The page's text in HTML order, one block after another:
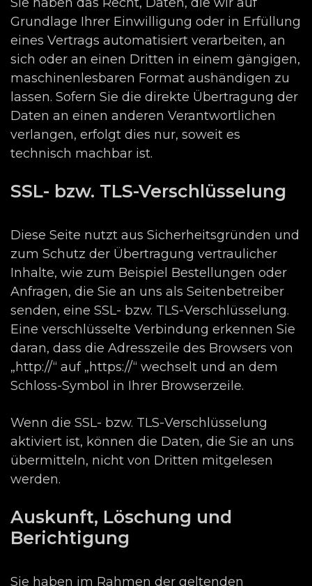
Grundlage Ihrer Einwilligung oder in Erfüllung
eines Vertrags automatisiert verarbeiten, an
sich oder an einen Dritten in einem gängigen,
maschinenlesbaren Format aushändigen zu
lassen. Sofern Sie die direkte Übertragung der
Daten an einen anderen Verantwortlichen
verlangen, erfolgt dies nur, soweit es
technisch machbar ist.
SSL- bzw. TLS-Verschlüsselung
Diese Seite nutzt aus Sicherheitsgründen und
zum Schutz der Übertragung vertraulicher
Inhalte, wie zum Beispiel Bestellungen oder
Anfragen, die Sie an uns als Seitenbetreiber
senden, eine SSL- bzw. TLS-Verschlüsselung.
Eine verschlüsselte Verbindung erkennen Sie
daran, dass die Adresszeile des Browsers von
„http://“ auf „https://“ wechselt und an dem
Schloss-Symbol in Ihrer Browserzeile.
Wenn die SSL- bzw. TLS-Verschlüsselung
aktiviert ist, können die Daten, die Sie an uns
übermitteln, nicht von Dritten mitgelesen
werden.
Auskunft, Löschung und
Berichtigung
Sie haben im Rahmen der geltenden